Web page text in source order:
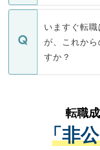
関を公にして
に、医療機関
みを人材紹介
ています。
定を承諾する
の辞退の連絡
個人情報が漏
で、ご安心く
などで収集し
ご本人のキャ
支援を目的に
ているすべて
は、個人情報
管理基準を満
る、プライバ
いますぐ転
が、これか
すか？
かがいして、
経験をまじえ
させていただ
ない方には、
転職
「非